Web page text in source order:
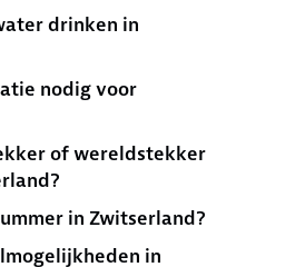
drinken in
nodig voor
of wereldstekker
in Zwitserland?
in